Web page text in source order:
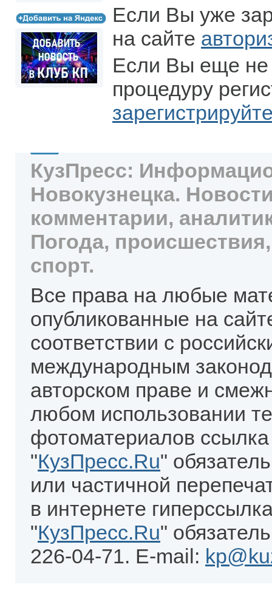
Если Вы уже
на сайте
Если Вы еще не
процедуру
КузПресс:
Новокузнецка.
комментарии,
Погода,
спорт.
Все права на любые
опубликованные на
соответствии с
международным
авторском праве и
любом использовании
фотоматериалов
"КузПресс.Ru"
или частичной
в интернете
"КузПресс.Ru"
226-04-71. E-mail: